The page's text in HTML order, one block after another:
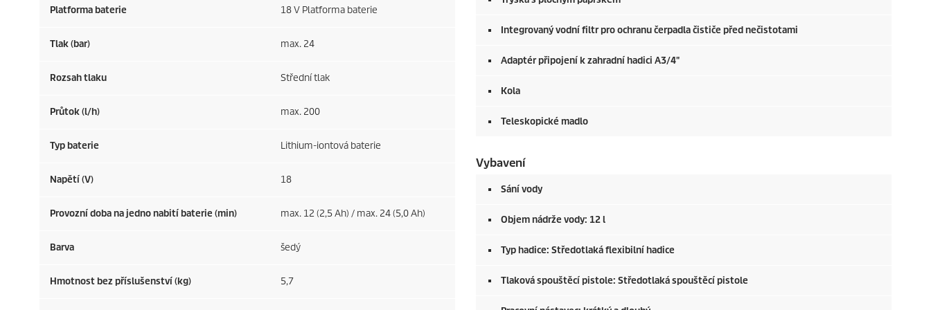
Platforma baterie 18 V Platforma baterie
Tlak (bar) max. 24
Rozsah tlaku Střední tlak
Průtok (l/h) max. 200
Typ baterie Lithium-iontová baterie
Napětí (V) 18
Provozní doba na jedno nabití baterie (min) max. 12 (2,5 Ah) / max. 24 (5,0 Ah)
Barva šedý
Hmotnost bez příslušenství (kg) 5,7
Integrovaný vodní filtr pro ochranu čerpadla čističe před nečistotami
Adaptér připojení k zahradní hadici A3/4"
Kola
Teleskopické madlo
Vybavení
Sání vody
Objem nádrže vody: 12 l
Typ hadice: Středotlaká flexibilní hadice
Tlaková spouštěcí pistole: Středotlaká spouštěcí pistole